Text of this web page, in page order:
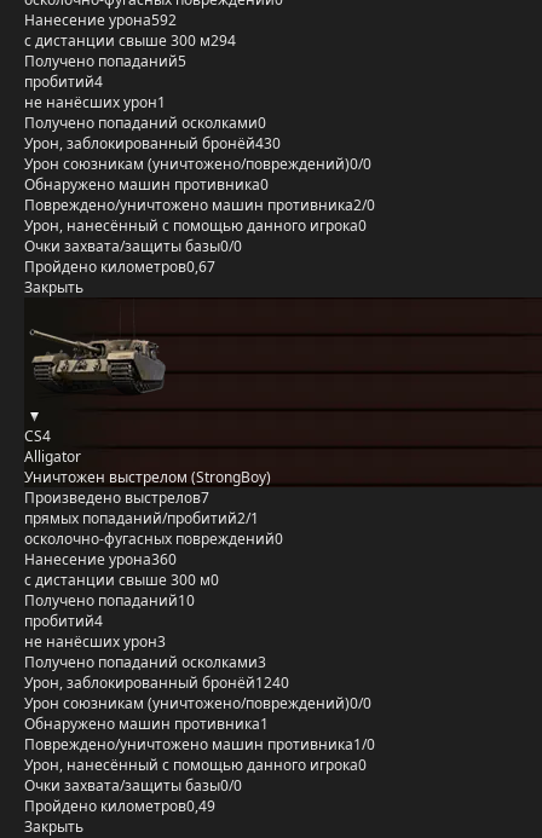
Нанесение урона592
с дистанции свыше 300 м294
Получено попаданий5
пробитий4
не нанёсших урон1
Получено попаданий осколками0
Урон, заблокированный бронёй430
Урон союзникам (уничтожено/повреждений)0/0
Обнаружено машин противника0
Повреждено/уничтожено машин противника2/0
Урон, нанесённый с помощью данного игрока0
Очки захвата/защиты базы0/0
Пройдено километров0,67
Закрыть
CS4
Alligator
Уничтожен выстрелом (StrongBoy)
Произведено выстрелов7
прямых попаданий/пробитий2/1
осколочно-фугасных повреждений0
Нанесение урона360
с дистанции свыше 300 м0
Получено попаданий10
пробитий4
не нанёсших урон3
Получено попаданий осколками3
Урон, заблокированный бронёй1240
Урон союзникам (уничтожено/повреждений)0/0
Обнаружено машин противника1
Повреждено/уничтожено машин противника1/0
Урон, нанесённый с помощью данного игрока0
Очки захвата/защиты базы0/0
Пройдено километров0,49
Закрыть